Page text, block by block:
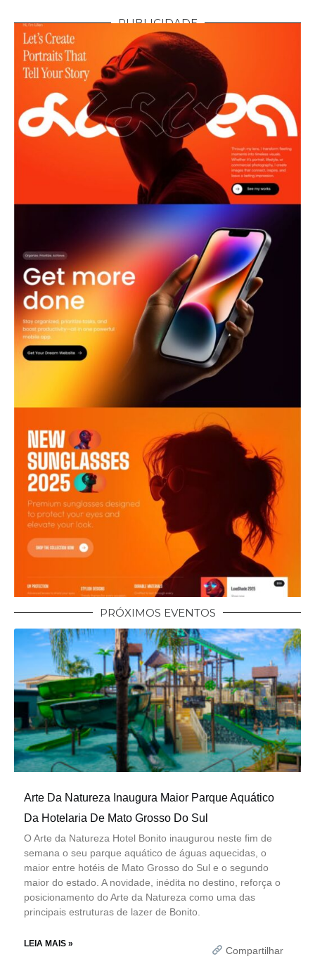
PUBLICIDADE
PRÓXIMOS EVENTOS
Arte Da Natureza Inaugura Maior Parque Aquático
Da Hotelaria De Mato Grosso Do Sul
O Arte da Natureza Hotel Bonito inaugurou neste fim de
semana o seu parque aquático de águas aquecidas, o
maior entre hotéis de Mato Grosso do Sul e o segundo
maior do estado. A novidade, inédita no destino, reforça o
posicionamento do Arte da Natureza como uma das
principais estruturas de lazer de Bonito.
LEIA MAIS »
Compartilhar